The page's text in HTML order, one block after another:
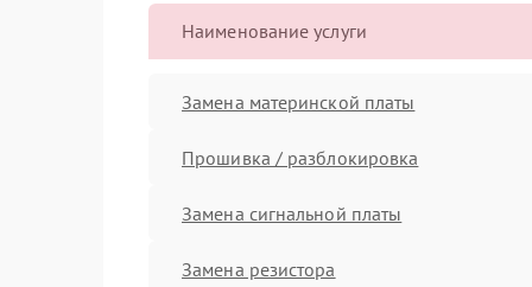
Наименование услуги
Замена материнской платы
Прошивка / разблокировка
Замена сигнальной платы
Замена резистора